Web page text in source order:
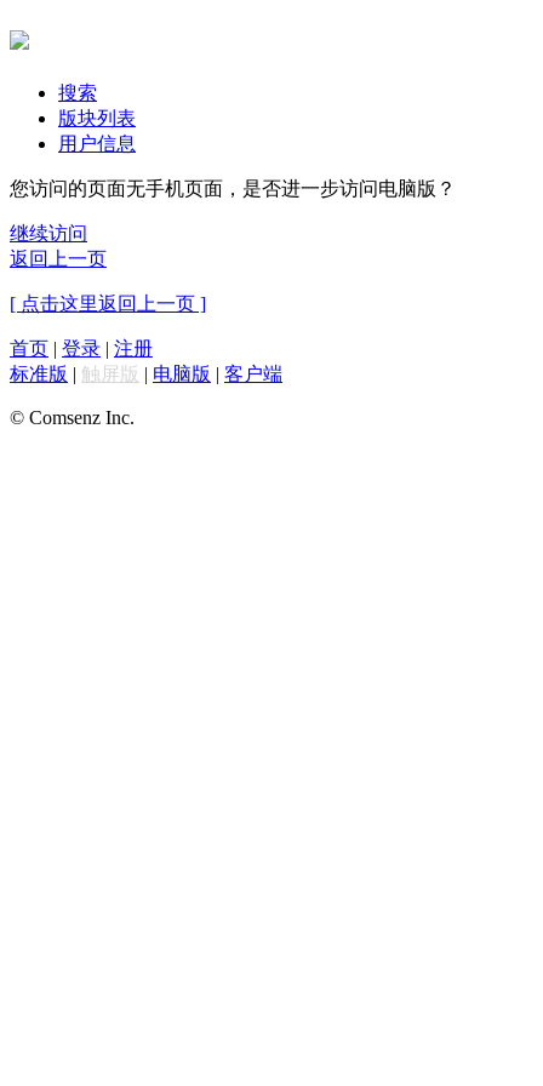
搜索
版块列表
用户信息
您访问的页面无手机页面，是否进一步访问电脑版？
继续访问
返回上一页
[ 点击这里返回上一页 ]
首页 | 登录 | 注册
标准版 | 触屏版 | 电脑版 | 客户端
© Comsenz Inc.